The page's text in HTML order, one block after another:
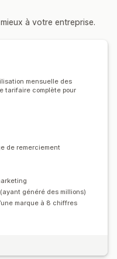
à votre entreprise.
mensuelle des
tarifaire complète pour
de remerciement
généré des millions)
marque à 8 chiffres